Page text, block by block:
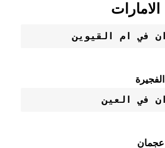
في ام القيوين
في العين